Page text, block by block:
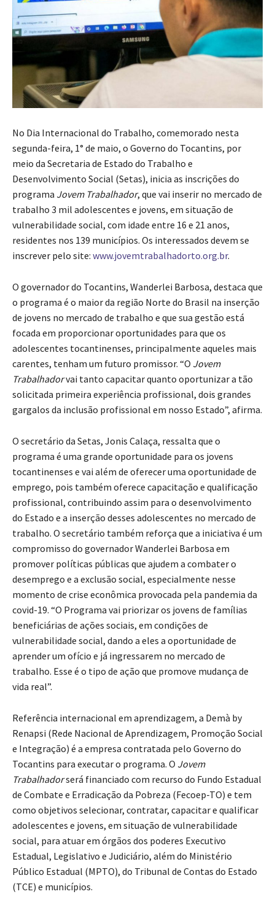
No Dia Internacional do Trabalho, comemorado nesta
segunda-feira, 1° de maio, o Governo do Tocantins, por
meio da Secretaria de Estado do Trabalho e
Desenvolvimento Social (Setas), inicia as inscrições do
programa Jovem Trabalhador, que vai inserir no mercado de
trabalho 3 mil adolescentes e jovens, em situação de
vulnerabilidade social, com idade entre 16 e 21 anos,
residentes nos 139 municípios. Os interessados devem se
inscrever pelo site: www.jovemtrabalhadorto.org.br.
O governador do Tocantins, Wanderlei Barbosa, destaca que
o programa é o maior da região Norte do Brasil na inserção
de jovens no mercado de trabalho e que sua gestão está
focada em proporcionar oportunidades para que os
adolescentes tocantinenses, principalmente aqueles mais
carentes, tenham um futuro promissor. “O Jovem
Trabalhadorvai tanto capacitar quanto oportunizar a tão
solicitada primeira experiência profissional, dois grandes
gargalos da inclusão profissional em nosso Estado”, afirma.
O secretário da Setas, Jonis Calaça, ressalta que o
programa é uma grande oportunidade para os jovens
tocantinenses e vai além de oferecer uma oportunidade de
emprego, pois também oferece capacitação e qualificação
profissional, contribuindo assim para o desenvolvimento
do Estado e a inserção desses adolescentes no mercado de
trabalho. O secretário também reforça que a iniciativa é um
compromisso do governador Wanderlei Barbosa em
promover políticas públicas que ajudem a combater o
desemprego e a exclusão social, especialmente nesse
momento de crise econômica provocada pela pandemia da
covid-19. “O Programa vai priorizar os jovens de famílias
beneficiárias de ações sociais, em condições de
vulnerabilidade social, dando a eles a oportunidade de
aprender um ofício e já ingressarem no mercado de
trabalho. Esse é o tipo de ação que promove mudança de
vida real”.
Referência internacional em aprendizagem, a Demà by
Renapsi (Rede Nacional de Aprendizagem, Promoção Social
e Integração) é a empresa contratada pelo Governo do
Tocantins para executar o programa. O Jovem
Trabalhadorserá financiado com recurso do Fundo Estadual
de Combate e Erradicação da Pobreza (Fecoep-TO) e tem
como objetivos selecionar, contratar, capacitar e qualificar
adolescentes e jovens, em situação de vulnerabilidade
social, para atuar em órgãos dos poderes Executivo
Estadual, Legislativo e Judiciário, além do Ministério
Público Estadual (MPTO), do Tribunal de Contas do Estado
(TCE) e municípios.